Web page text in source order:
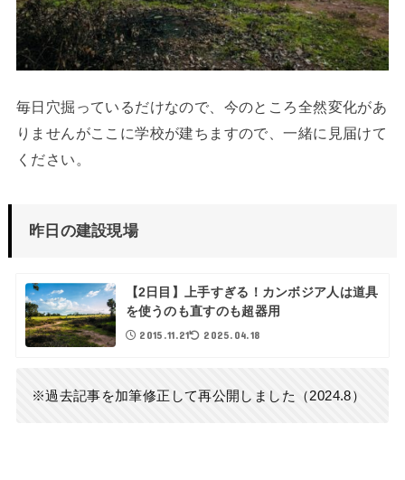
毎日穴掘っているだけなので、今のところ全然変化があ
りませんがここに学校が建ちますので、一緒に見届けて
ください。
昨日の建設現場
【2日目】上手すぎる！カンボジア人は道具
を使うのも直すのも超器用
2015.11.21 2025.04.18
※過去記事を加筆修正して再公開しました（2024.8）